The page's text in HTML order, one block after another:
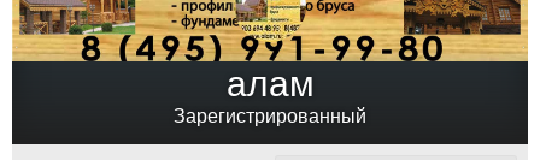
алам
Зарегистрированный